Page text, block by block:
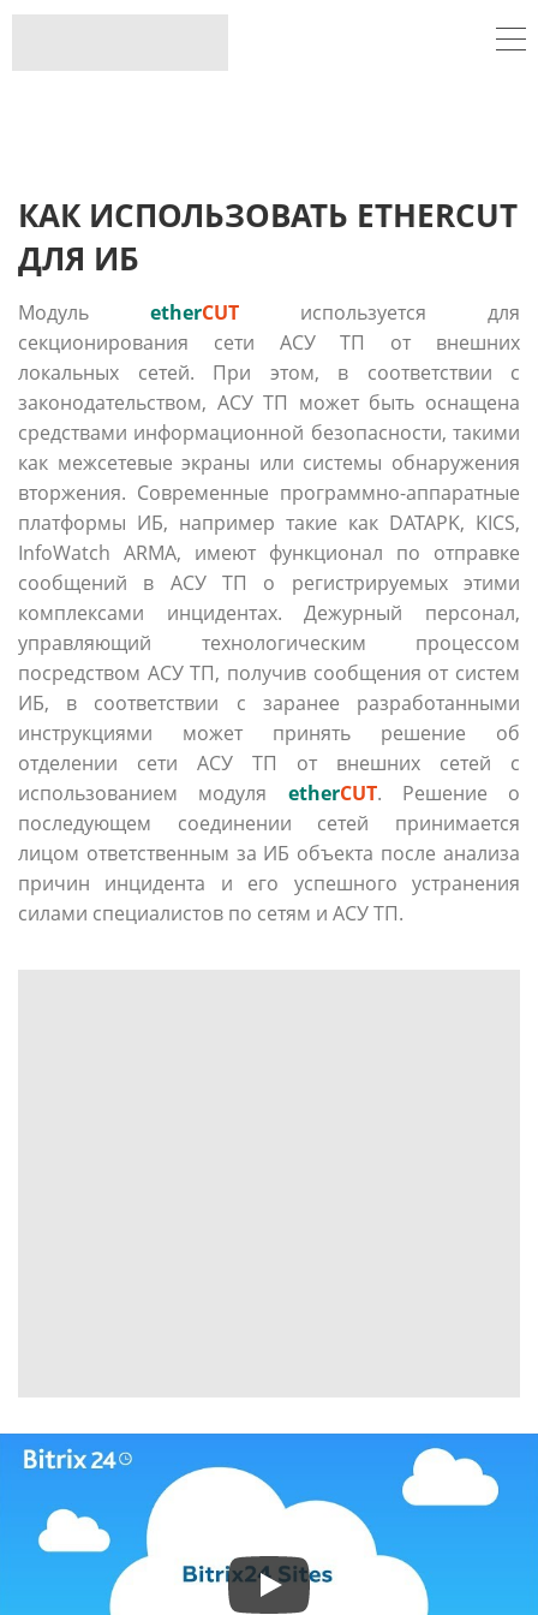
КАК ИСПОЛЬЗОВАТЬ ETHERCUT
ДЛЯ ИБ
Модуль etherCUT используется для
секционирования сети АСУ ТП от внешних
локальных сетей. При этом, в соответствии с
законодательством, АСУ ТП может быть оснащена
средствами информационной безопасности, такими
как межсетевые экраны или системы обнаружения
вторжения. Современные программно-аппаратные
платформы ИБ, например такие как DATAPK, KICS,
InfoWatch ARMA, имеют функционал по отправке
сообщений в АСУ ТП о регистрируемых этими
комплексами инцидентах. Дежурный персонал,
управляющий технологическим процессом
посредством АСУ ТП, получив сообщения от систем
ИБ, в соответствии с заранее разработанными
инструкциями может принять решение об
отделении сети АСУ ТП от внешних сетей с
использованием модуля etherCUT. Решение о
последующем соединении сетей принимается
лицом ответственным за ИБ объекта после анализа
причин инцидента и его успешного устранения
силами специалистов по сетям и АСУ ТП.